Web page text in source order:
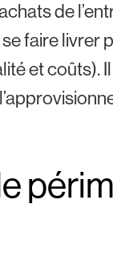
de
faire livrer
et coûts).